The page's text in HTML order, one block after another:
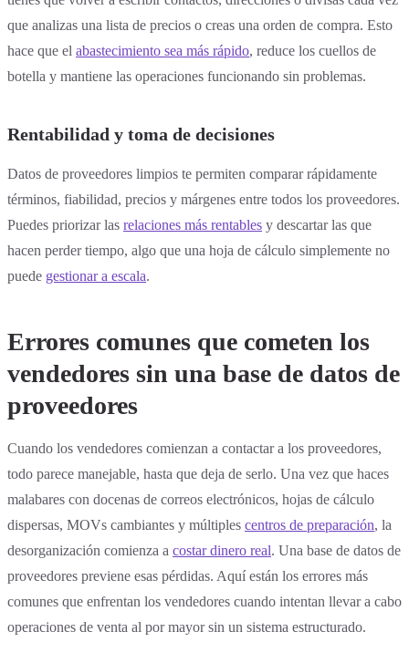
que analizas una lista de precios o creas una orden de compra. Esto
hace que el abastecimiento sea más rápido, reduce los cuellos de
botella y mantiene las operaciones funcionando sin problemas.
Rentabilidad y toma de decisiones
Datos de proveedores limpios te permiten comparar rápidamente
términos, fiabilidad, precios y márgenes entre todos los proveedores.
Puedes priorizar las relaciones más rentables y descartar las que
hacen perder tiempo, algo que una hoja de cálculo simplemente no
puede gestionar a escala.
Errores comunes que cometen los
vendedores sin una base de datos de
proveedores
Cuando los vendedores comienzan a contactar a los proveedores,
todo parece manejable, hasta que deja de serlo. Una vez que haces
malabares con docenas de correos electrónicos, hojas de cálculo
dispersas, MOVs cambiantes y múltiples centros de preparación, la
desorganización comienza a costar dinero real. Una base de datos de
proveedores previene esas pérdidas. Aquí están los errores más
comunes que enfrentan los vendedores cuando intentan llevar a cabo
operaciones de venta al por mayor sin un sistema estructurado.